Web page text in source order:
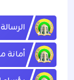
أمانة